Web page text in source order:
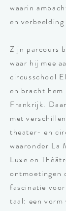
waarin
en
Zijn parcours
waar hij mee
circusschool
en bracht
Frankrijk.
met
theater- en
waaronder La
Luxe en
ontmoetingen
fascinatie
taal: een